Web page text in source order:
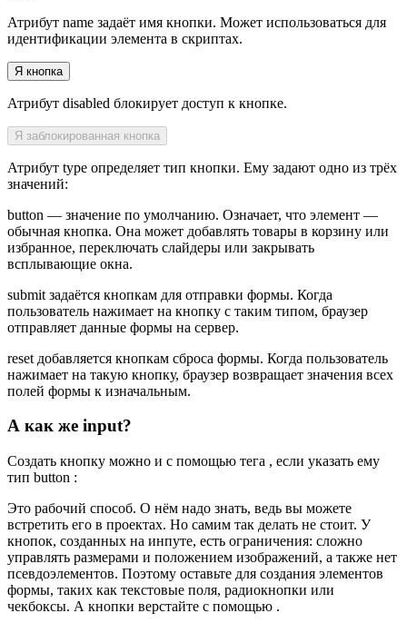
Атрибут name задаёт имя кнопки. Может использоваться для
идентификации элемента в скриптах.
Я кнопка
Атрибут disabled блокирует доступ к кнопке.
Я заблокированная кнопка
Атрибут type определяет тип кнопки. Ему задают одно из трёх
значений:
button — значение по умолчанию. Означает, что элемент —
обычная кнопка. Она может добавлять товары в корзину или
избранное, переключать слайдеры или закрывать
всплывающие окна.
submit задаётся кнопкам для отправки формы. Когда
пользователь нажимает на кнопку с таким типом, браузер
отправляет данные формы на сервер.
reset добавляется кнопкам сброса формы. Когда пользователь
нажимает на такую кнопку, браузер возвращает значения всех
полей формы к изначальным.
А как же input?
Создать кнопку можно и с помощью тега , если указать ему
тип button :
Это рабочий способ. О нём надо знать, ведь вы можете
встретить его в проектах. Но самим так делать не стоит. У
кнопок, созданных на инпуте, есть ограничения: сложно
управлять размерами и положением изображений, а также нет
псевдоэлементов. Поэтому оставьте для создания элементов
формы, таких как текстовые поля, радиокнопки или
чекбоксы. А кнопки верстайте с помощью .